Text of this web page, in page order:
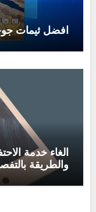
افضل ثيمات
الغاء خدمة
والطريقة